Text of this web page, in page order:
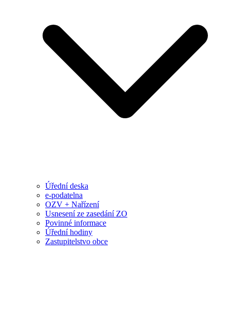
Úřední deska
e-podatelna
OZV + Nařízení
Usnesení ze zasedání ZO
Povinné informace
Úřední hodiny
Zastupitelstvo obce